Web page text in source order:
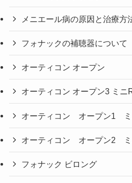
メニエール病の原因と治療方
フォナックの補聴器について
オーティコン オープン
オーティコン オープン3 ミニ
オーティコン オープン1 ミ
オーティコン オープン2 ミ
フォナック ビロング